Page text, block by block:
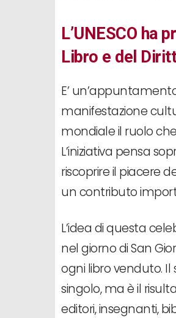
L’UNESCO ha
Libro e del
E’
manifestazione
mondiale il ruolo
L’iniziativa pensa
riscoprire il piacere
un contributo
L’idea di questa
nel giorno di San
ogni libro venduto. Il
singolo, ma è il
editori, insegnanti,